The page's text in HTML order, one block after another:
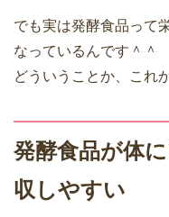
でも実は発酵食品って
なっているんです＾＾
どういうことか、これ
発酵食品が体
収しやすい